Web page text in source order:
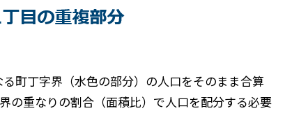
町丁字界（水色の部分）の人口をそのまま合算
の重なりの割合（面積比）で人口を配分する必要